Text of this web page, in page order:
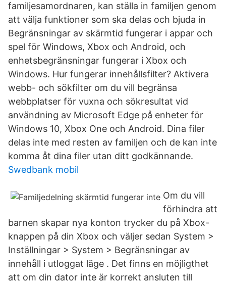
familjesamordnaren, kan ställa in familjen genom
att välja funktioner som ska delas och bjuda in
Begränsningar av skärmtid fungerar i appar och
spel för Windows, Xbox och Android, och
enhetsbegränsningar fungerar i Xbox och
Windows. Hur fungerar innehållsfilter? Aktivera
webb- och sökfilter om du vill begränsa
webbplatser för vuxna och sökresultat vid
användning av Microsoft Edge på enheter för
Windows 10, Xbox One och Android. Dina filer
delas inte med resten av familjen och de kan inte
komma åt dina filer utan ditt godkännande.
Swedbank mobil
Om du vill
förhindra att
barnen skapar nya konton trycker du på Xbox-
knappen på din Xbox och väljer sedan System >
Inställningar > System > Begränsningar av
innehåll i utloggat läge . Det finns en möjligthet
att om din dator inte är korrekt ansluten till